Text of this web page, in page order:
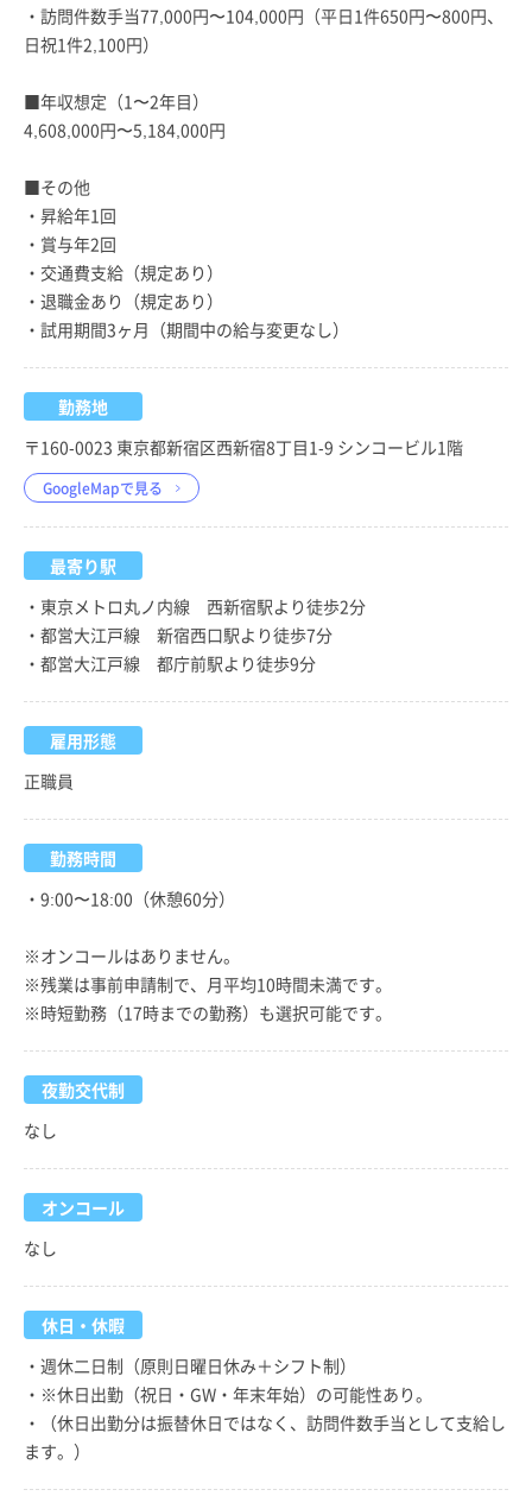
・訪問件数手当77,000円〜104,000円（平日1件650円〜800円、
日祝1件2,100円）
■年収想定（1〜2年目）
4,608,000円〜5,184,000円
■その他
・昇給年1回
・賞与年2回
・交通費支給（規定あり）
・退職金あり（規定あり）
・試用期間3ヶ月（期間中の給与変更なし）
勤務地
〒160-0023 東京都新宿区西新宿8丁目1-9 シンコービル1階
GoogleMapで見る
最寄り駅
・東京メトロ丸ノ内線 西新宿駅より徒歩2分
・都営大江戸線 新宿西口駅より徒歩7分
・都営大江戸線 都庁前駅より徒歩9分
雇用形態
正職員
勤務時間
・9:00〜18:00（休憩60分）
※オンコールはありません。
※残業は事前申請制で、月平均10時間未満です。
※時短勤務（17時までの勤務）も選択可能です。
夜勤交代制
なし
オンコール
なし
休日・休暇
・週休二日制（原則日曜日休み＋シフト制）
・※休日出勤（祝日・GW・年末年始）の可能性あり。
・（休日出勤分は振替休日ではなく、訪問件数手当として支給し
ます。）